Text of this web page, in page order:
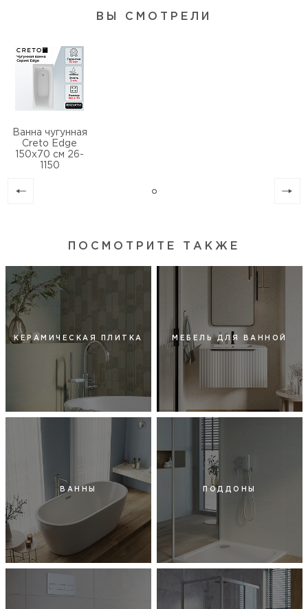
ВЫ СМОТРЕЛИ
Ванна чугунная
Creto Edge
150х70 см 26-
1150
ПОСМОТРИТЕ ТАКЖЕ
КЕРАМИЧЕСКАЯ ПЛИТКА МЕБЕЛЬ ДЛЯ ВАННОЙ
ВАННЫ ПОДДОНЫ